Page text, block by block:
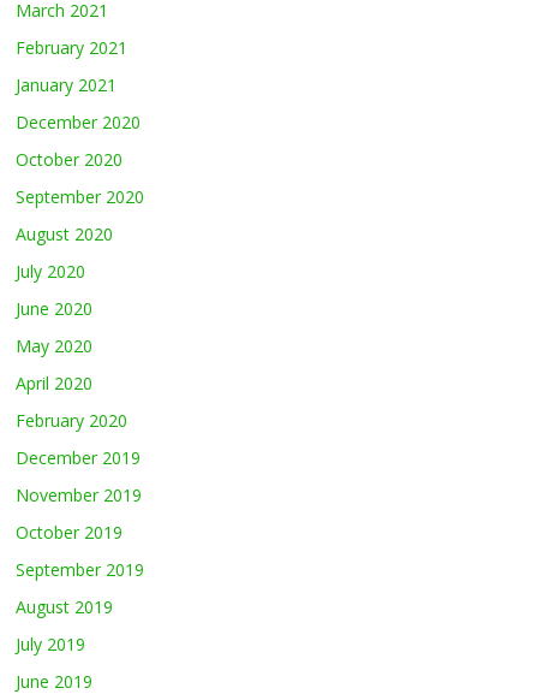
March 2021
February 2021
January 2021
December 2020
October 2020
September 2020
August 2020
July 2020
June 2020
May 2020
April 2020
February 2020
December 2019
November 2019
October 2019
September 2019
August 2019
July 2019
June 2019